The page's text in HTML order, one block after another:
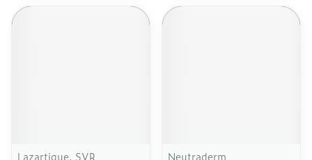
Lazartigue, SVR Neutraderm